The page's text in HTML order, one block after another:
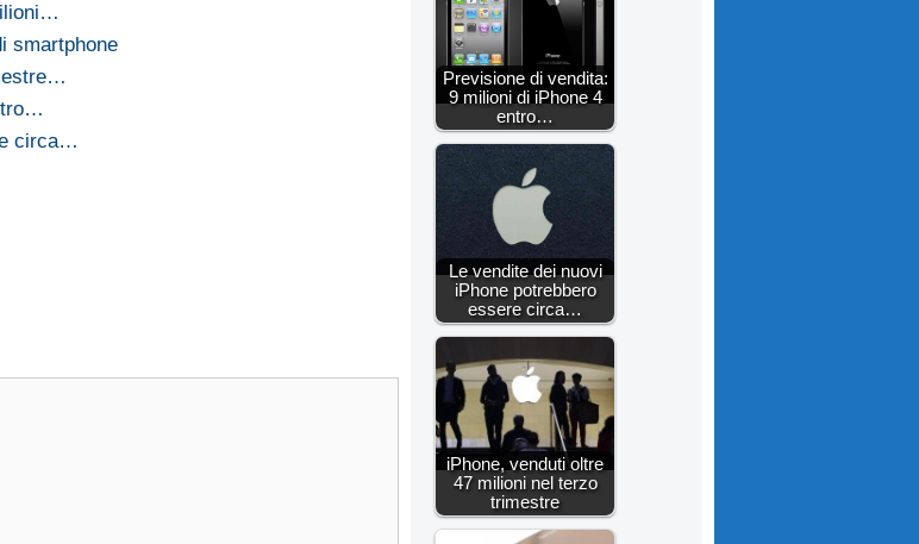
smartphone
circa…
Previsione di vendita:
9 milioni di iPhone 4
entro…
Le vendite dei nuovi
iPhone potrebbero
essere circa…
iPhone, venduti oltre
47 milioni nel terzo
trimestre